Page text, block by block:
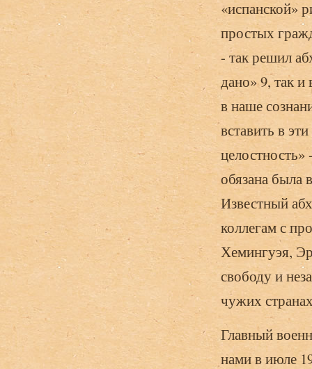
«испанской»
простых
- так решил
дано» 9, так и
в наше
вставить в
целостность»
обязана была
Известный
коллегам с
Хемингуэя,
свободу и
чужих
Главный
нами в июле